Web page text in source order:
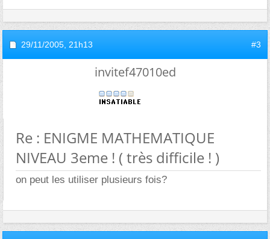
29/11/2005, 21h13 #3
invitef47010ed
Re : ENIGME MATHEMATIQUE
NIVEAU 3eme ! ( très difficile ! )
on peut les utiliser plusieurs fois?